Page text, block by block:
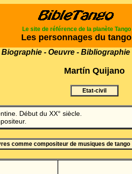
Le site de référence de la planète Tango
Les personnages du tango
Biographie - Oeuvre - Bibliographie
Martín Quijano
Etat-civil
Début du XX° siècle.
comme compositeur de musiques de tango